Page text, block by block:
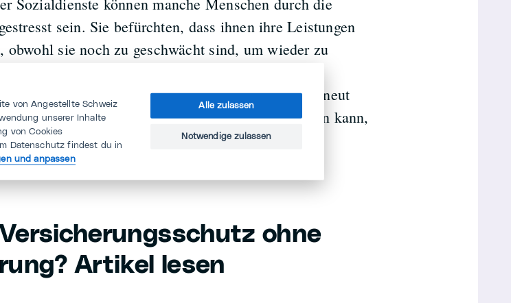
sein. Sie befürchten, dass ihnen ihre Leistungen
obwohl sie noch zu geschwächt sind, um wieder zu
allein aus Kostengründen. Ein Termin bei einem
bedeutet auch, dass man seinen Zustand erneut
muss, was sich als aufdringlich empfinden lassen kann,
psychischen Probleme sprechen muss.
ohne
Artikel lesen
von Angestellte Schweiz
unserer Inhalte
von Cookies
Datenschutz findest du in
und anpassen
Alle zulassen
Notwendige zulassen